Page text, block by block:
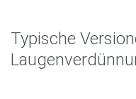
Typische